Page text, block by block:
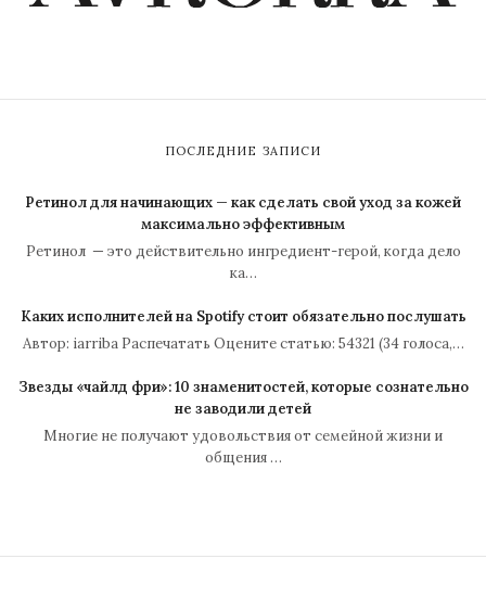
ПОСЛЕДНИЕ ЗАПИСИ
Ретинол для начинающих — как сделать свой уход за кожей
максимально эффективным
Ретинол — это действительно ингредиент-герой, когда дело
ка…
Каких исполнителей на Spotify стоит обязательно послушать
Автор: iarriba Распечатать Оцените статью: 54321 (34 голоса,…
Звезды «чайлд фри»: 10 знаменитостей, которые сознательно
не заводили детей
Многие не получают удовольствия от семейной жизни и
общения …